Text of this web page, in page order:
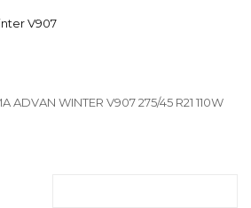
WINTER V907 275/45 R21 110W